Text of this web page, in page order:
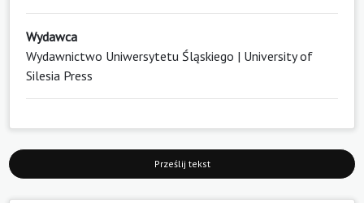
Wydawca
Wydawnictwo Uniwersytetu Śląskiego | University of
Silesia Press
Prześlij tekst